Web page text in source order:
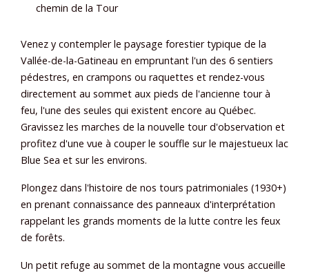
chemin de la Tour
Venez y contempler le paysage forestier typique de la
Vallée-de-la-Gatineau en empruntant l'un des 6 sentiers
pédestres, en crampons ou raquettes et rendez-vous
directement au sommet aux pieds de l'ancienne tour à
feu, l'une des seules qui existent encore au Québec.
Gravissez les marches de la nouvelle tour d'observation et
profitez d'une vue à couper le souffle sur le majestueux lac
Blue Sea et sur les environs.
Plongez dans l'histoire de nos tours patrimoniales (1930+)
en prenant connaissance des panneaux d'interprétation
rappelant les grands moments de la lutte contre les feux
de forêts.
Un petit refuge au sommet de la montagne vous accueille